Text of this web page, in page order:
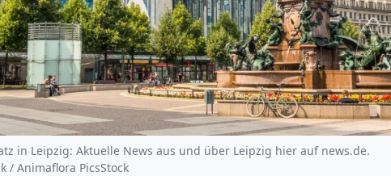
in Leipzig: Aktuelle News aus und über Leipzig hier auf news.de.
/ Animaflora PicsStock